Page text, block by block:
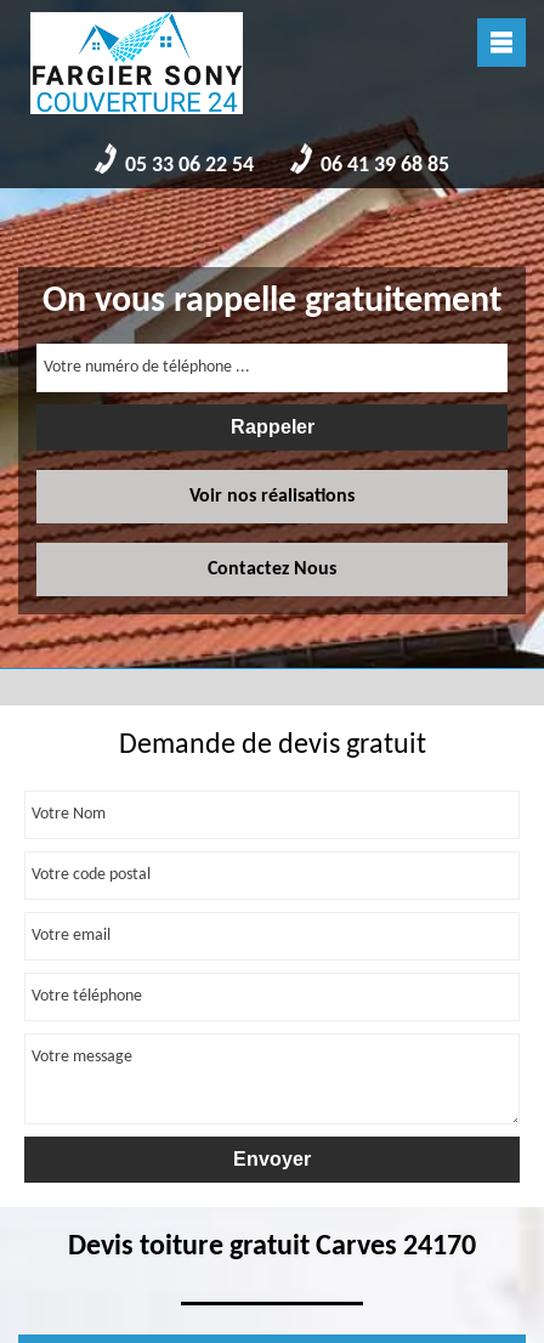
05 33 06 22 54 06 41 39 68 85
On vous rappelle gratuitement
Voir nos réalisations
Contactez Nous
Demande de devis gratuit
Devis toiture gratuit Carves 24170